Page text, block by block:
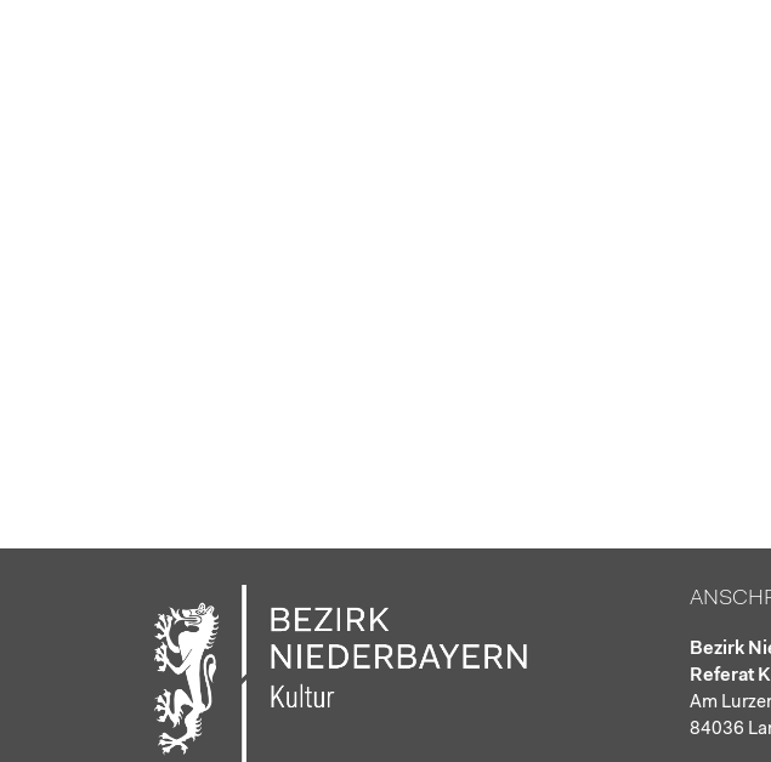
Bezirk
Referat
Am
84036